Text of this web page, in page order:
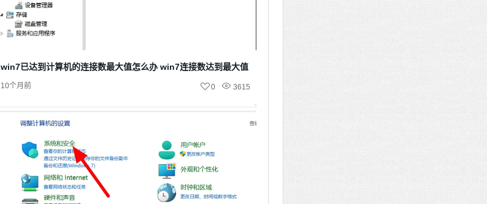
win7已达到计算机的连接数最大值怎么办 win7连接数达到最大值
10个月前 3615
0